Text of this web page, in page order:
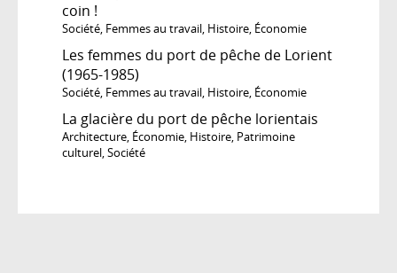
coin !
Société, Femmes au travail, Histoire, Économie
Les femmes du port de pêche de Lorient
(1965-1985)
Société, Femmes au travail, Histoire, Économie
La glacière du port de pêche lorientais
Architecture, Économie, Histoire, Patrimoine
culturel,Société